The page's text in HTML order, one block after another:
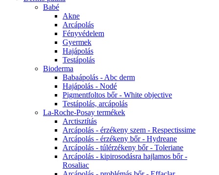
Babé
Akne
Arcápolás
Fényvédelem
Gyermek
Hajápolás
Testápolás
Bioderma
Babaápolás - Abc derm
Hajápolás - Nodé
Pigmentfoltos bőr - White objective
Testápolás, arcápolás
La-Roche-Posay termékek
Arctisztítás
Arcápolás - érzékeny szem - Respectissime
Arcápolás - érzékeny bőr - Hydreane
Arcápolás - túlérzékeny bőr - Toleriane
Arcápolás - kipirosodásra hajlamos bőr -
Rosaliac